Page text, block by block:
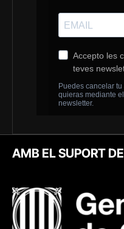
AMB EL SUPORT DE